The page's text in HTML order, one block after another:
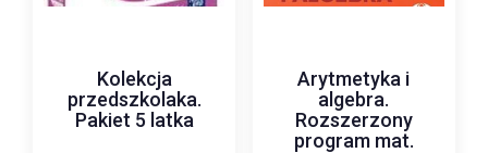
Kolekcja
przedszkolaka.
Pakiet 5 latka
Arytmetyka i
algebra.
Rozszerzony
program mat.